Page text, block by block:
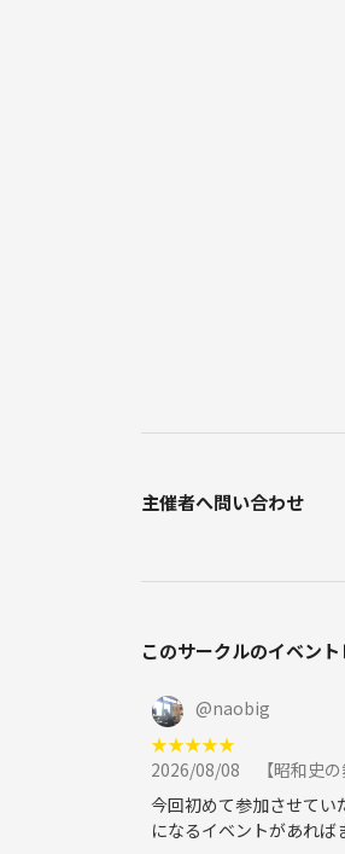
主催者へ問い合わせ
このサークルのイベン
@naobig
★★★★★
2026/08/08
【昭和史
今回初めて参加させて
になるイベントがあれば